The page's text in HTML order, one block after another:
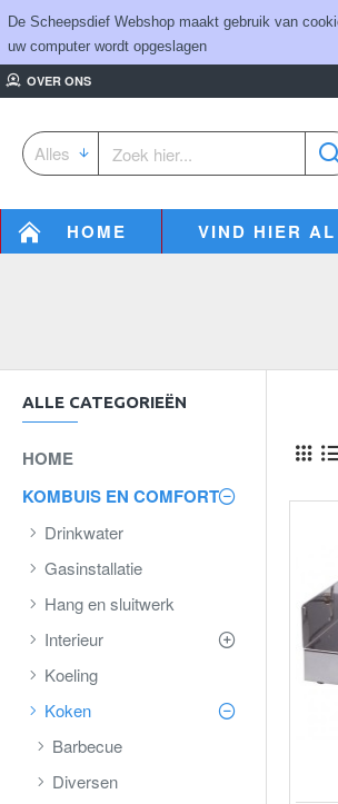
De Scheepsdief Webshop maakt gebruik van
uw computer wordt opgeslagen
OVER ONS
Alles
HOME VIND HIER
ALLE CATEGORIEËN
HOME
KOMBUIS EN COMFORT
Drinkwater
Gasinstallatie
Hang en sluitwerk
Interieur
Koeling
Koken
Barbecue
Diversen